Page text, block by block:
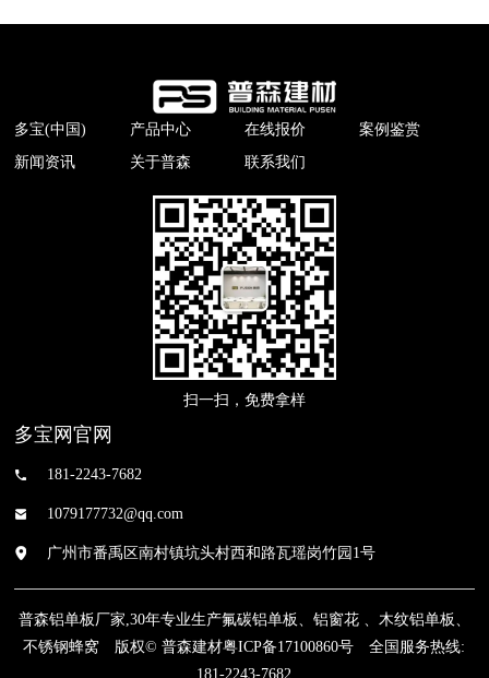
多宝(中国) 产品中心 在线报价
案例鉴赏
新闻资讯
关于普森 联系我们
扫一扫，免费拿样
多宝网官网
181-2243-7682
1079177732@qq.com
广州市番禹区南村镇坑头村西和路瓦瑶岗竹园1号
普森铝单板厂家,30年专业生产氟碳铝单板、铝窗花 、木纹铝单板、
不锈钢蜂窝 版权© 普森建材粤ICP备17100860号 全国服务热线:
181-2243-7682